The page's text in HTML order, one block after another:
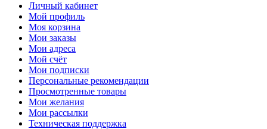
Личный кабинет
Мой профиль
Моя корзина
Мои заказы
Мои адреса
Мой счёт
Мои подписки
Персональные рекомендации
Просмотренные товары
Мои желания
Мои рассылки
Техническая поддержка